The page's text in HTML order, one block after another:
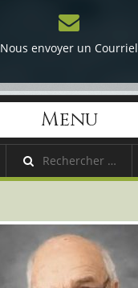
Nous envoyer un Courriel
Menu